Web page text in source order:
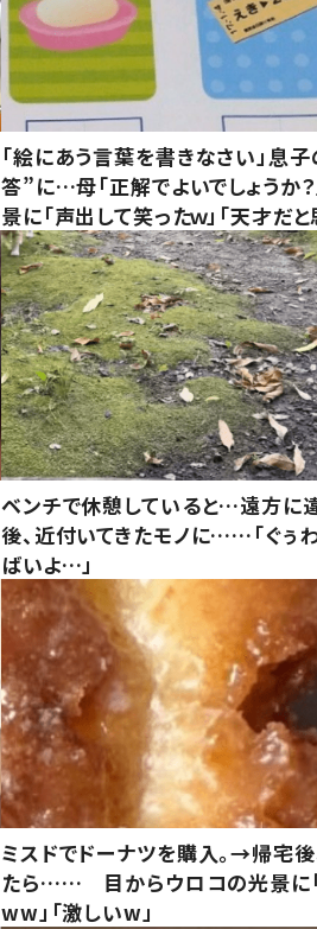
「絵にあう言葉を書きなさい」息
答”に…母「正解でよいでしょうか
景に「声出して笑ったｗ」「天才だと
ベンチで休憩していると…遠方に
後、近付いてきたモノに……「ぐぅわ
ばいよ…」
ミスドでドーナツを購入。→帰宅後
たら…… 目からウロコの光景に
ww」「激しいw」